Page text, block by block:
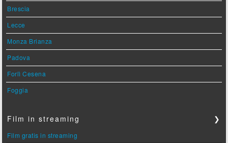
Brescia
Lecce
Monza Brianza
Padova
Forlì Cesena
Foggia
Film in streaming ❯
Film gratis in streaming